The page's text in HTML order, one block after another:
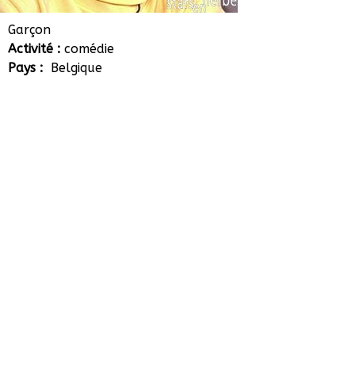
Charlie Langendries
Garçon
Activité : comédie
Pays : Belgique